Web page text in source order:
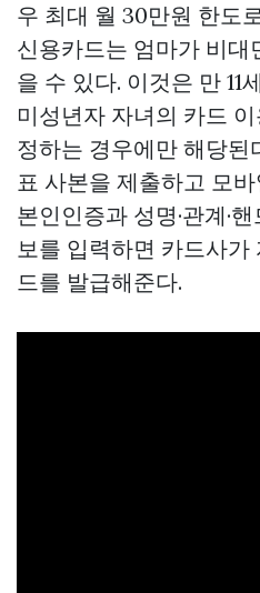
우 최대 월 30만원 한도
신용카드는 엄마가 비
을 수 있다. 이것은 만 11
미성년자 자녀의 카드
정하는 경우에만 해당된
표 사본을 제출하고 모
본인인증과 성명·관계·
보를 입력하면 카드사가
드를 발급해준다.